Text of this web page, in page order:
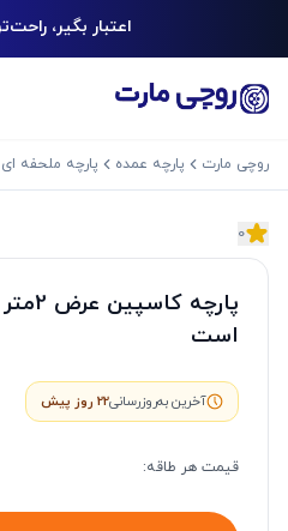
اعتبار بگیر،
روچی مارت پارچه عمده پارچه ملحفه
0
بعدی
است
آخرین به‌روزرسانی22 روز پیش
قیمت هر طاقه: